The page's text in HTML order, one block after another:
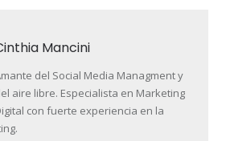
Mancini
del Social Media Managment y
aire libre. Especialista en Marketing
con fuerte experiencia en la